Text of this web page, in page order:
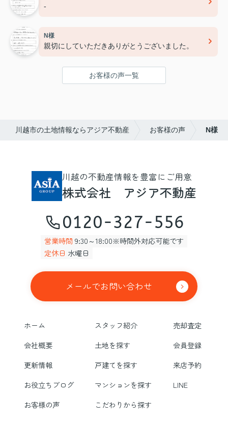
-
N様
親切にしていただきありがとうございました。
お客様の声一覧
川越市の土地情報ならアジア不動産 お客様の声 N様
川越の不動産情報を豊富にご用意
株式会社 アジア不動産
0120-327-556
営業時間 9:30～18:00※時間外対応可能です
定休日 水曜日
メールでお問い合わせ
ホーム スタッフ紹介
売却査定
会社概要
土地を探す
会員登録
更新情報
戸建てを探す
来店予約
お役立ちブログ
マンションを探す
LINE
お客様の声
こだわりから探す